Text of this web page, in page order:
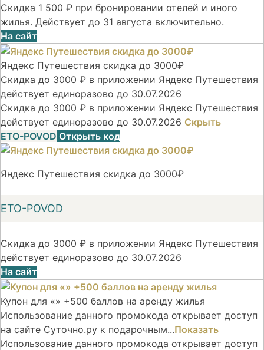
Скидка 1 500 ₽ при бронировании отелей и иного
жилья. Действует до 31 августа включительно.
На сайт
Яндекс Путешествия скидка до 3000₽
Скидка до 3000 ₽ в приложении Яндекс Путешествия
действует единоразово до 30.07.2026
Скидка до 3000 ₽ в приложении Яндекс Путешествия
действует единоразово до 30.07.2026 Скрыть
ETO-POVOD Открыть код
Яндекс Путешествия скидка до 3000₽
ETO-POVOD
Скидка до 3000 ₽ в приложении Яндекс Путешествия
действует единоразово до 30.07.2026
На сайт
Купон для «» +500 баллов на аренду жилья
Использование данного промокода открывает доступ
на сайте Суточно.ру к подарочным...Показать
Использование данного промокода открывает доступ